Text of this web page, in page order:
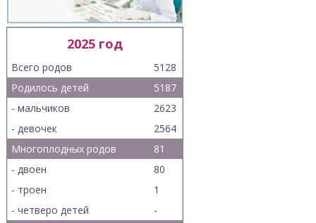
2025 год
Всего родов
5128
Родилось детей
5187
- мальчиков
2623
- девочек
2564
Многоплодных родов
81
- двоен
80
- троен
1
- четверо детей
-